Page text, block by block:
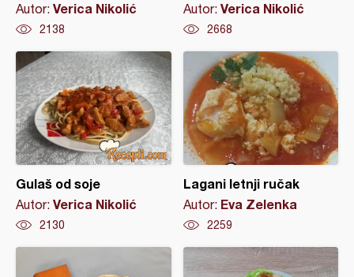
Autor: Verica Nikolić
2138
Autor: Verica Nikolić
2668
Gulaš od soje
Autor: Verica Nikolić
2130
Lagani letnji ručak
Autor: Eva Zelenka
2259